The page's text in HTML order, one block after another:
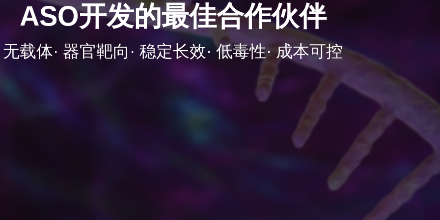
ASO开发的最佳合作伙伴
无载体· 器官靶向· 稳定长效· 低毒性· 成本可控